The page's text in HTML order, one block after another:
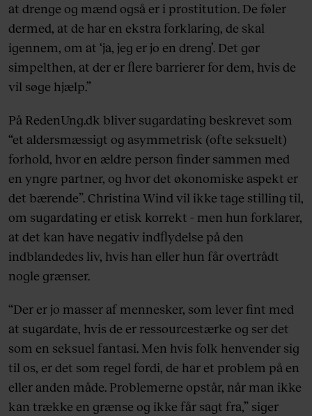
at drenge og mænd også er i prostitution. De føler
dermed, at de har en ekstra forklaring, de skal
igennem, om at ‘ja, jeg er jo en dreng’. Det gør
simpelthen, at der er flere barrierer for dem, hvis de
vil søge hjælp.”
På RedenUng.dk bliver sugardating beskrevet som
“et aldersmæssigt og asymmetrisk (ofte seksuelt)
forhold, hvor en ældre person finder sammen med
en yngre partner, og hvor det økonomiske aspekt er
det bærende”. Christina Wind vil ikke tage stilling til,
om sugardating er etisk korrekt - men hun forklarer,
at det kan have negativ indflydelse på den
indblandedes liv, hvis han eller hun får overtrådt
nogle grænser.
“Der er jo masser af mennesker, som lever fint med
at sugardate, hvis de er ressourcestærke og ser det
som en seksuel fantasi. Men hvis folk henvender sig
til os, er det som regel fordi, de har et problem på en
eller anden måde. Problemerne opstår, når man ikke
kan trække en grænse og ikke får sagt fra,” siger